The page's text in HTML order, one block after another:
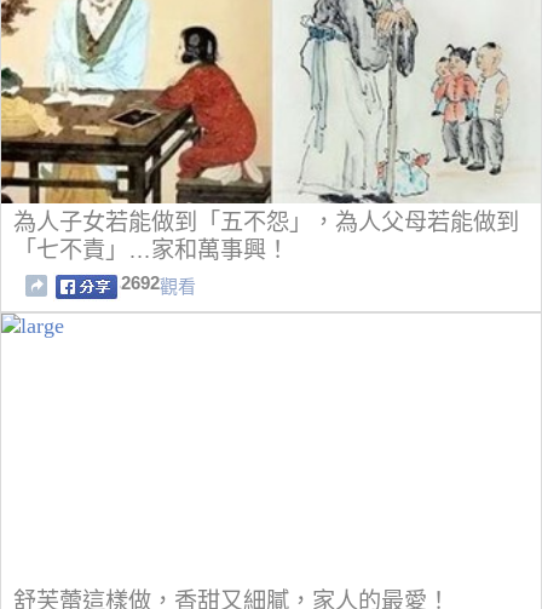
為人子女若能做到「五不怨」，為人父母若能做到
「七不責」…家和萬事興！
2692觀看
舒芙蕾這樣做，香甜又細膩，家人的最愛！